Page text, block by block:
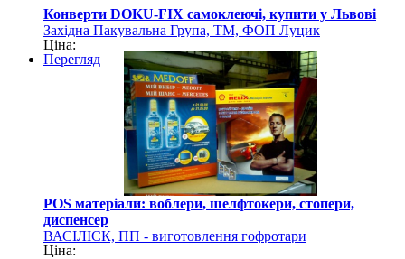
Конверти DOKU-FIX самоклеючі, купити у Львові
Західна Пакувальна Група, ТМ, ФОП Луцик
Ціна:
Перегляд
POS матеріали: воблери, шелфтокери, стопери,
диспенсер
ВАСІЛІСК, ПП - виготовлення гофротари
Ціна: